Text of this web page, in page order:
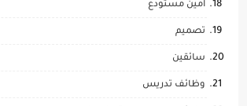
امين مستودع
تصميم
سائقين
وظائف تدريس